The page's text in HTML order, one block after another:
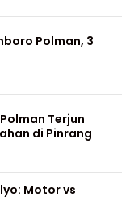
Polman, 3
Terjun
di Pinrang
Motor vs